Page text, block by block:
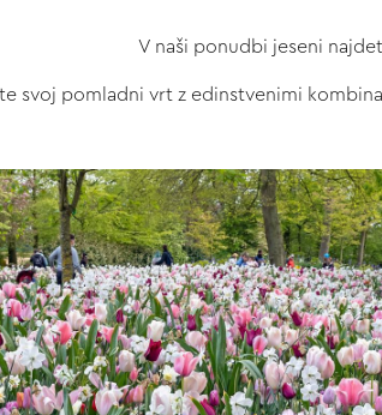
V naši ponudbi jeseni
svoj pomladni vrt z edinstvenimi